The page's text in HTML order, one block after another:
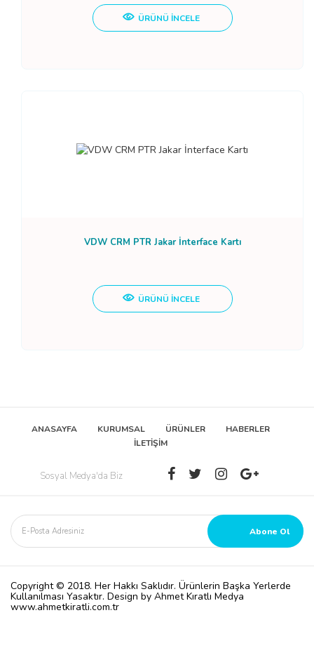
ÜRÜNÜ İNCELE
VDW CRM PTR Jakar İnterface Kartı
ÜRÜNÜ İNCELE
ANASAYFA KURUMSAL ÜRÜNLER
HABERLER
İLETİŞİM
Sosyal Medya'da Biz
Copyright © 2018. Her Hakkı Saklıdır. Ürünlerin Başka Yerlerde
Kullanılması Yasaktır. Design by Ahmet Kıratlı Medya
www.ahmetkiratli.com.tr